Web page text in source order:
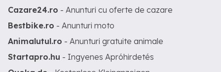
Cazare24.ro - Anunturi cu oferte de cazare
Bestbike.ro - Anunturi moto
Animalutul.ro - Anunturi gratuite animale
Startapro.hu - Ingyenes Apróhirdetés